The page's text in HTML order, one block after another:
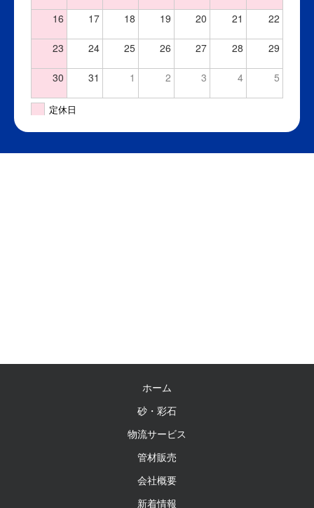
16 17 18 19 20 21 22
23 24 25 26 27 28 29
30 31 1 2 3 4 5
定休日
ホーム
砂・彩石
物流サービス
管材販売
会社概要
新着情報